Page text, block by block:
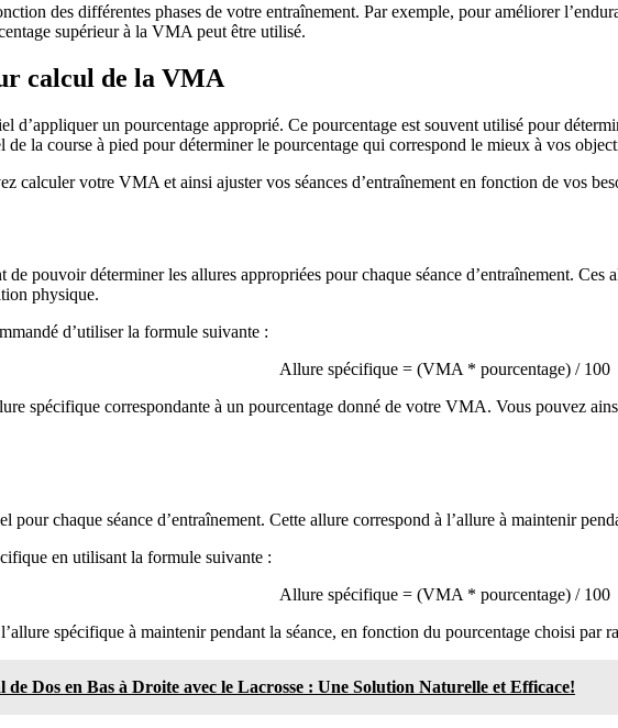
des différentes phases de votre entraînement. Par exemple, pour améliorer
supérieur à la VMA peut être utilisé.
calcul de la VMA
un pourcentage approprié. Ce pourcentage est souvent utilisé pour
de la course à pied pour déterminer le pourcentage qui correspond le mieux à vos
calculer votre VMA et ainsi ajuster vos séances d’entraînement en fonction de vos
pouvoir déterminer les allures appropriées pour chaque séance d’entraînement.
physique.
d’utiliser la formule suivante :
Allure spécifique = (VMA * pourcentage) / 100
spécifique correspondante à un pourcentage donné de votre VMA. Vous pouvez
pour chaque séance d’entraînement. Cette allure correspond à l’allure à maintenir
en utilisant la formule suivante :
Allure spécifique = (VMA * pourcentage) / 100
spécifique à maintenir pendant la séance, en fonction du pourcentage choisi par
Dos en Bas à Droite avec le Lacrosse : Une Solution Naturelle et Efficace!